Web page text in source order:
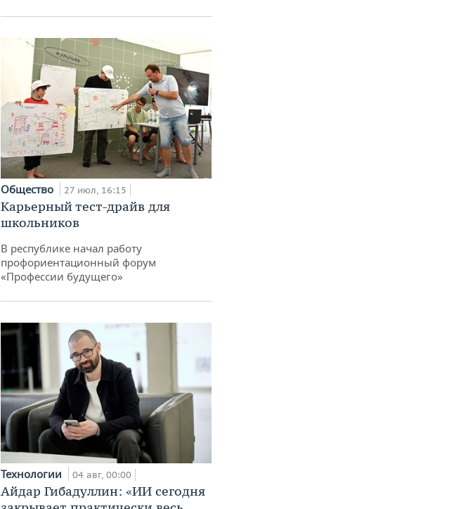
Общество 27 июл, 16:15
Карьерный тест-драйв для
школьников
В республике начал работу
профориентационный форум
«Профессии будущего»
Технологии 04 авг, 00:00
Айдар Гибадуллин: «ИИ сегодня